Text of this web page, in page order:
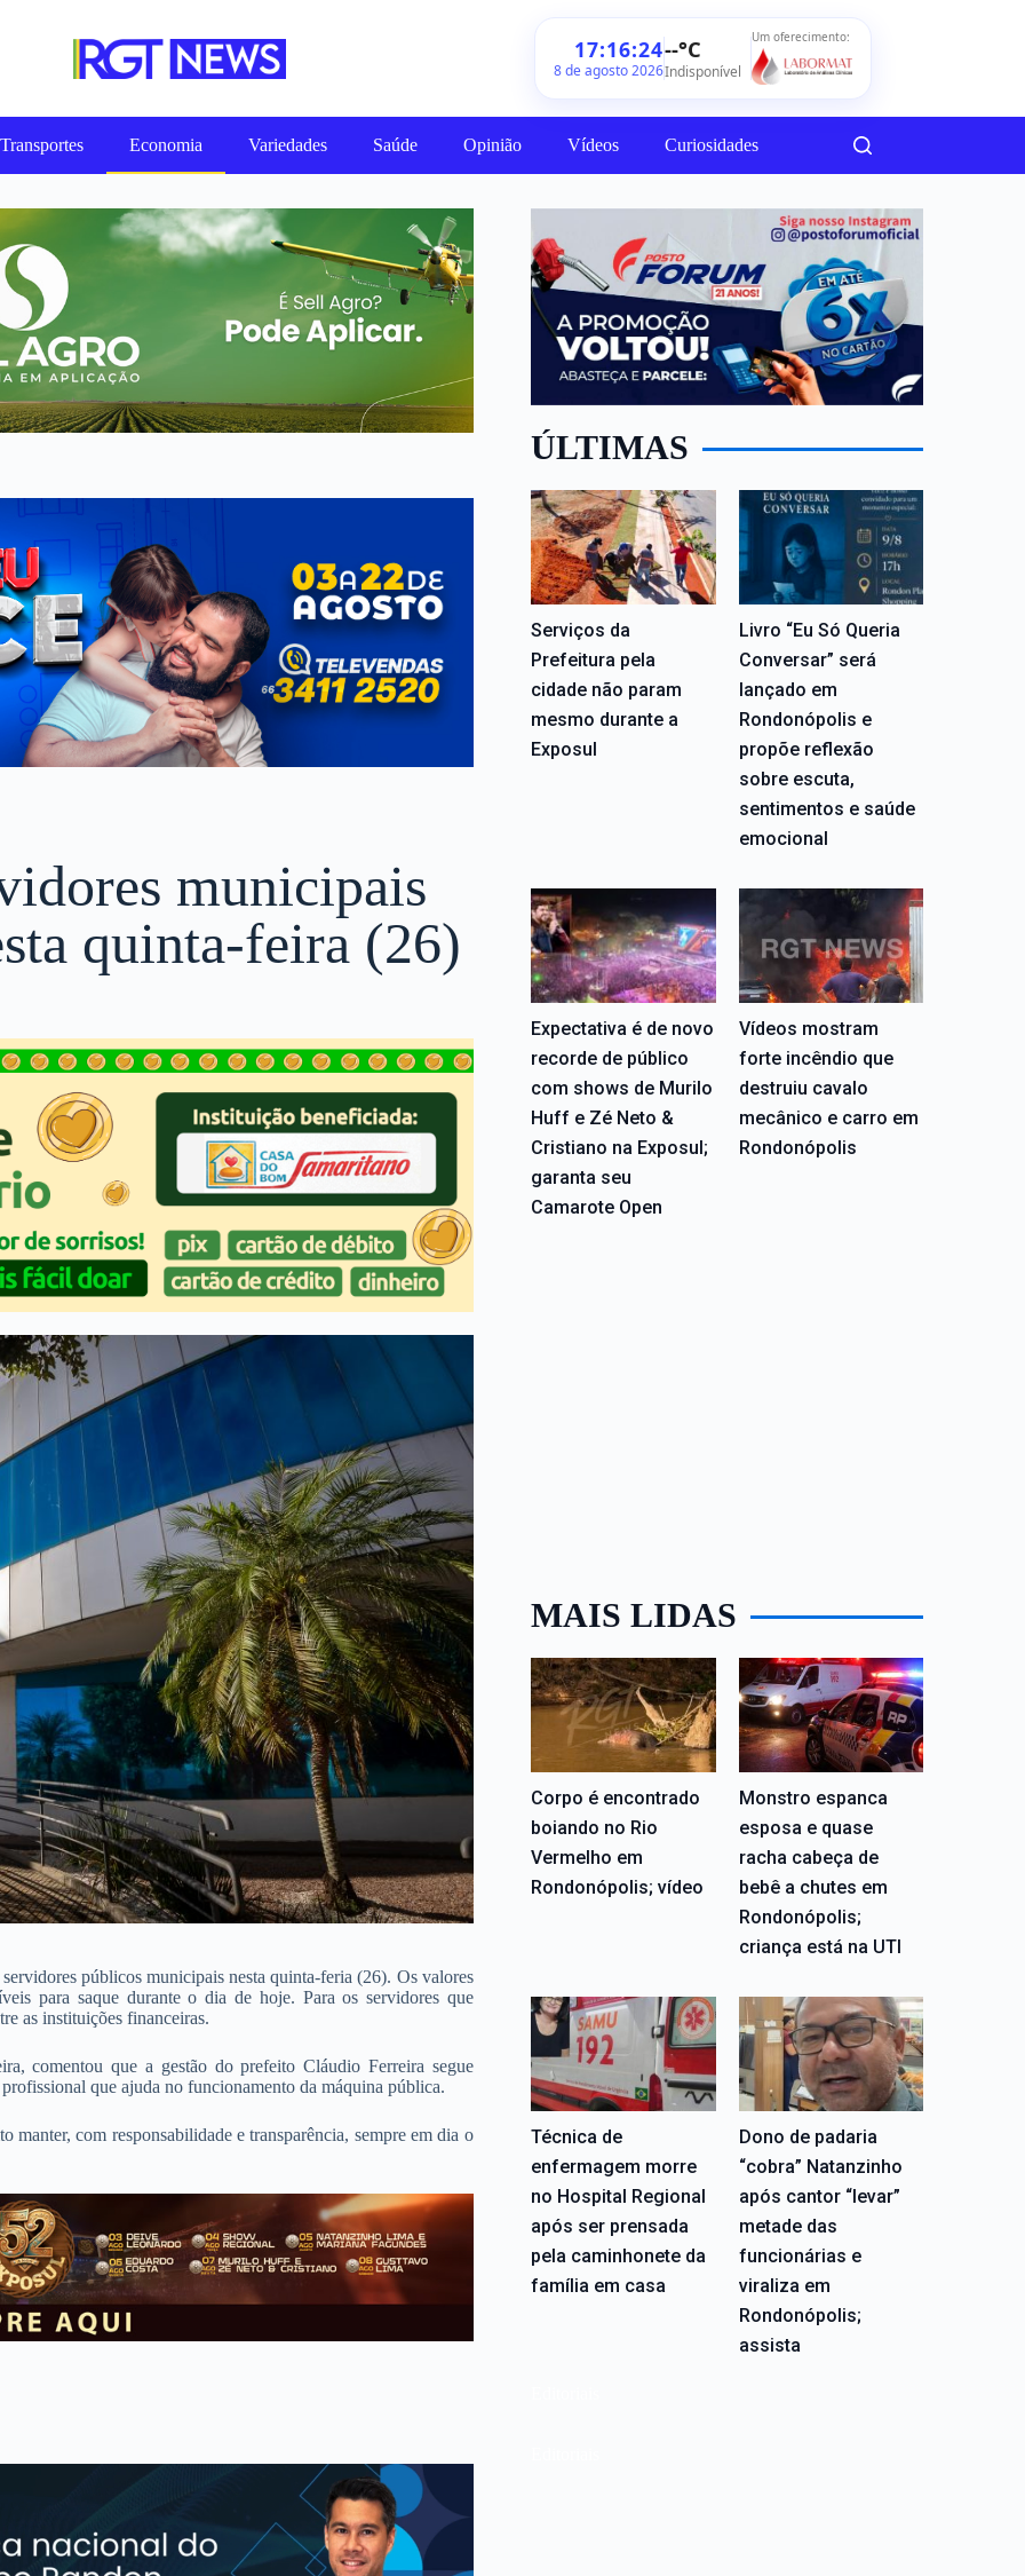
17:16:26
8 de agosto 2026
--°C
Indisponível
Um oferecimento:
Economia Variedades Saúde Opinião Vídeos Curiosidades
municipais
quinta-feira (26)
públicos municipais nesta quinta-feria (26). Os valores
para saque durante o dia de hoje. Para os servidores que
as instituições financeiras.
comentou que a gestão do prefeito Cláudio Ferreira segue
que ajuda no funcionamento da máquina pública.
manter, com responsabilidade e transparência, sempre em dia o
ÚLTIMAS
Serviços da
Prefeitura pela
cidade não param
mesmo durante a
Exposul
Livro “Eu Só Queria
Conversar” será
lançado em
Rondonópolis e
propõe reflexão
sobre escuta,
sentimentos e saúde
emocional
Expectativa é de novo
recorde de público
com shows de Murilo
Huff e Zé Neto &
Cristiano na Exposul;
garanta seu
Camarote Open
Vídeos mostram
forte incêndio que
destruiu cavalo
mecânico e carro em
Rondonópolis
MAIS LIDAS
Corpo é encontrado
boiando no Rio
Vermelho em
Rondonópolis; vídeo
Monstro espanca
esposa e quase
racha cabeça de
bebê a chutes em
Rondonópolis;
criança está na UTI
Técnica de
enfermagem morre
no Hospital Regional
após ser prensada
pela caminhonete da
família em casa
Dono de padaria
“cobra” Natanzinho
após cantor “levar”
metade das
funcionárias e
viraliza em
Rondonópolis;
assista